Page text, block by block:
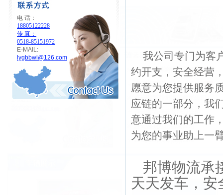
电 话：
18805122228
传 真：
0518-85151972
E-MAIL:
lygbbwl@126.com
我公司专门为客
约开支，安全经营
愿意为您提供服务
应链的一部分，我
意通过我们的工作
为您的事业助上一
邦博物流承
天天发车，安